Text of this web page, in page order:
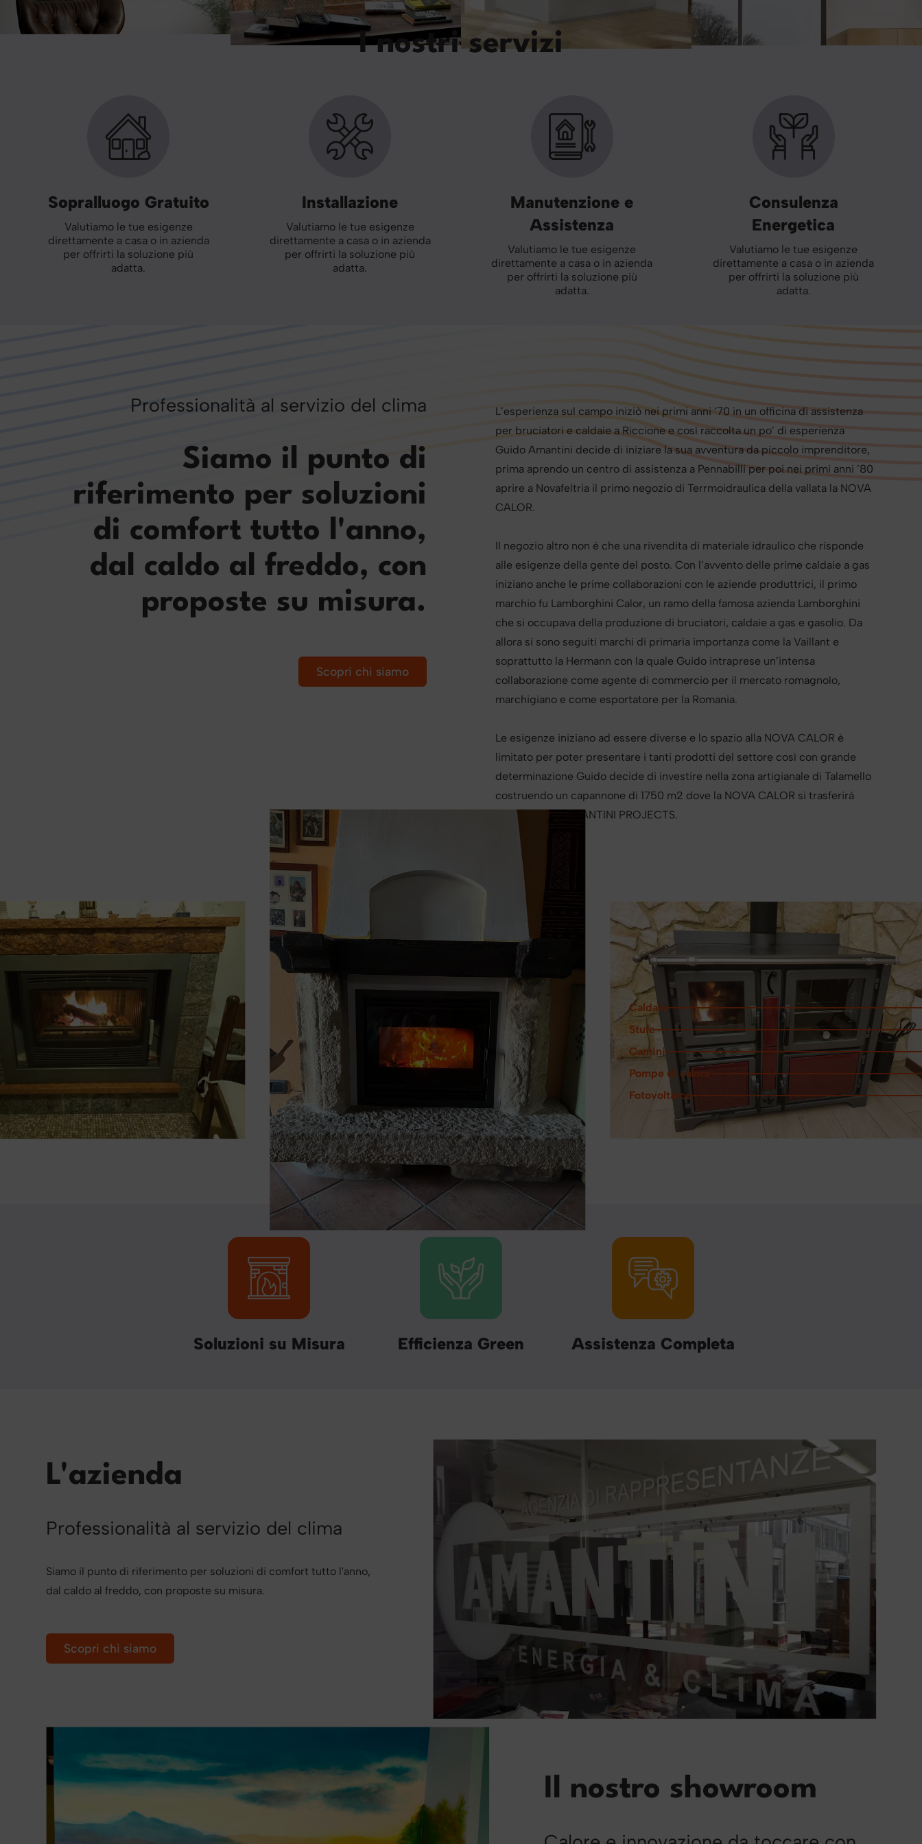
I nostri servizi
Sopralluogo Gratuito
Valutiamo le tue esigenze
direttamente a casa o in azienda
per offrirti la soluzione più
adatta.
Installazione
Valutiamo le tue esigenze
direttamente a casa o in azienda
per offrirti la soluzione più
adatta.
Manutenzione e
Assistenza
Valutiamo le tue esigenze
direttamente a casa o in azienda
per offrirti la soluzione più
adatta.
Consulenza
Energetica
Valutiamo le tue esigenze
direttamente a casa o in azienda
per offrirti la soluzione più
adatta.
Professionalità al servizio del clima
Siamo il punto di
riferimento per soluzioni
di comfort tutto l'anno,
dal caldo al freddo, con
proposte su misura.
Scopri chi siamo
L’esperienza sul campo iniziò nei primi anni ’70 in un officina di assistenza
per bruciatori e caldaie a Riccione e così raccolta un po’ di esperienza
Guido Amantini decide di iniziare la sua avventura da piccolo imprenditore,
prima aprendo un centro di assistenza a Pennabilli per poi nei primi anni ’80
aprire a Novafeltria il primo negozio di Terrmoidraulica della vallata la NOVA
CALOR.
Il negozio altro non è che una rivendita di materiale idraulico che risponde
alle esigenze della gente del posto. Con l’avvento delle prime caldaie a gas
iniziano anche le prime collaborazioni con le aziende produttrici, il primo
marchio fu Lamborghini Calor, un ramo della famosa azienda Lamborghini
che si occupava della produzione di bruciatori, caldaie a gas e gasolio. Da
allora si sono seguiti marchi di primaria importanza come la Vaillant e
soprattutto la Hermann con la quale Guido intraprese un’intensa
collaborazione come agente di commercio per il mercato romagnolo,
marchigiano e come esportatore per la Romania.
Le esigenze iniziano ad essere diverse e lo spazio alla NOVA CALOR è
limitato per poter presentare i tanti prodotti del settore così con grande
determinazione Guido decide di investire nella zona artigianale di Talamello
costruendo un capannone di 1750 m2 dove la NOVA CALOR si trasferirà
dando vita all’AMANTINI PROJECTS.
Alcune delle nostre
realizzazioni
Caldaie
Stufe
Camini
Pompe di calore
Fotovoltaico
Soluzioni su Misura Efficienza Green Assistenza Completa
L'azienda
Professionalità al servizio del clima
Siamo il punto di riferimento per soluzioni di comfort tutto l'anno,
dal caldo al freddo, con proposte su misura.
Scopri chi siamo
Il nostro showroom